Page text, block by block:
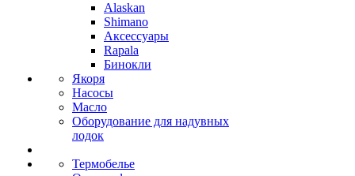
Alaskan
Shimano
Аксессуары
Rapala
Бинокли
Якоря
Насосы
Масло
Оборудование для надувных
лодок
Термобелье